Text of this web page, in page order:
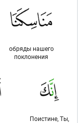
обряды нашего
поклонения
Поистине, Ты,